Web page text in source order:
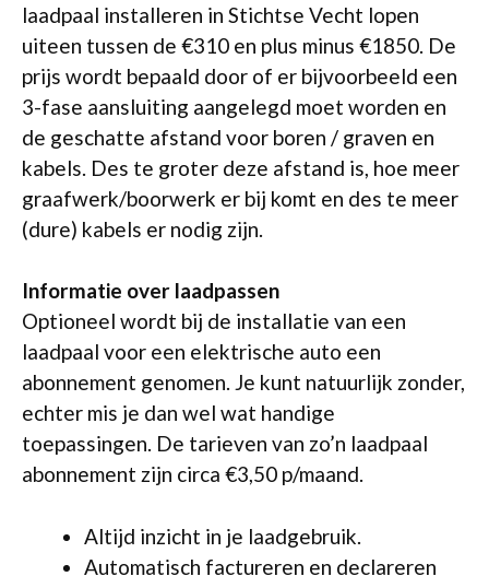
laadpaal installeren in Stichtse Vecht lopen
uiteen tussen de €310 en plus minus €1850. De
prijs wordt bepaald door of er bijvoorbeeld een
3-fase aansluiting aangelegd moet worden en
de geschatte afstand voor boren / graven en
kabels. Des te groter deze afstand is, hoe meer
graafwerk/boorwerk er bij komt en des te meer
(dure) kabels er nodig zijn.
Informatie over laadpassen
Optioneel wordt bij de installatie van een
laadpaal voor een elektrische auto een
abonnement genomen. Je kunt natuurlijk zonder,
echter mis je dan wel wat handige
toepassingen. De tarieven van zo’n laadpaal
abonnement zijn circa €3,50 p/maand.
Altijd inzicht in je laadgebruik.
Automatisch factureren en declareren